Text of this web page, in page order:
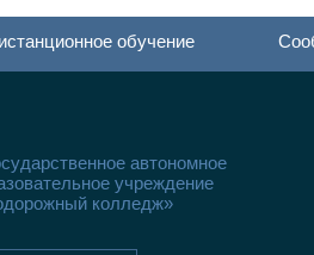
обучение
автономное
учреждение
колледж»